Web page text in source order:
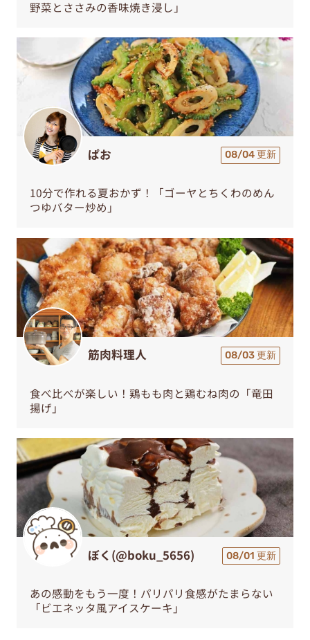
野菜とささみの香味焼き浸し」
ぱお 08/04 更新
10分で作れる夏おかず！「ゴーヤとちくわのめん
つゆバター炒め」
筋肉料理人 08/03 更新
食べ比べが楽しい！鶏もも肉と鶏むね肉の「竜田
揚げ」
ぼく(@boku_5656) 08/01 更新
あの感動をもう一度！パリパリ食感がたまらない
「ビエネッタ風アイスケーキ」